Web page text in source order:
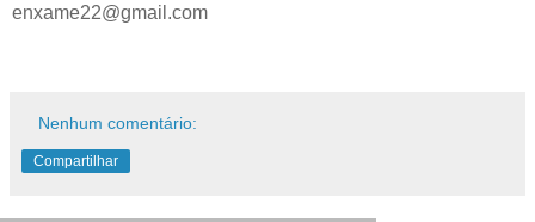
enxame22@gmail.com
Nenhum comentário:
Compartilhar